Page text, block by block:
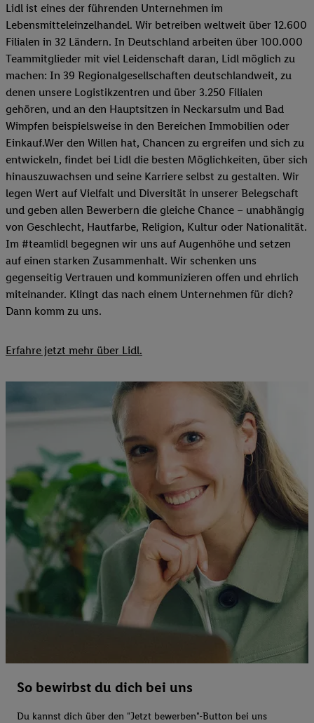
Lidl ist eines der führenden Unternehmen im
Lebensmitteleinzelhandel. Wir betreiben weltweit über 12.600
Filialen in 32 Ländern. In Deutschland arbeiten über 100.000
Teammitglieder mit viel Leidenschaft daran, Lidl möglich zu
machen: In 39 Regionalgesellschaften deutschlandweit, zu
denen unsere Logistikzentren und über 3.250 Filialen
gehören, und an den Hauptsitzen in Neckarsulm und Bad
Wimpfen beispielsweise in den Bereichen Immobilien oder
Einkauf.Wer den Willen hat, Chancen zu ergreifen und sich zu
entwickeln, findet bei Lidl die besten Möglichkeiten, über sich
hinauszuwachsen und seine Karriere selbst zu gestalten. Wir
legen Wert auf Vielfalt und Diversität in unserer Belegschaft
und geben allen Bewerbern die gleiche Chance – unabhängig
von Geschlecht, Hautfarbe, Religion, Kultur oder Nationalität.
Im #teamlidl begegnen wir uns auf Augenhöhe und setzen
auf einen starken Zusammenhalt. Wir schenken uns
gegenseitig Vertrauen und kommunizieren offen und ehrlich
miteinander. Klingt das nach einem Unternehmen für dich?
Dann komm zu uns.​
Erfahre jetzt mehr über Lidl.
So bewirbst du dich bei uns
Du kannst dich über den "Jetzt bewerben"-Button bei uns